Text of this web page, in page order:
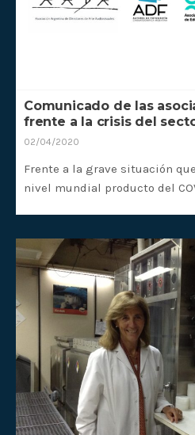
. Link para…
Comunicado de las
frente a la crisis del
02/04/2020
Frente a la grave situación
nivel mundial producto del